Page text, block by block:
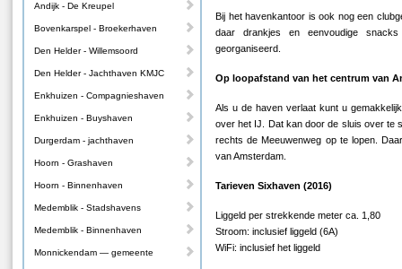
Bij het havenkantoor is ook nog een
daar drankjes en eenvoudige
georganiseerd.
Op loopafstand van het centrum van
Als u de haven verlaat kunt u
over het IJ. Dat kan door de sluis over te
rechts de Meeuwenweg op te lopen.
van Amsterdam.
Tarieven Sixhaven (2016)
Liggeld per strekkende meter ca. 1,80
Stroom: inclusief liggeld (6A)
WiFi: inclusief het liggeld
Andijk - De Kreupel
Bovenkarspel - Broekerhaven
Den Helder - Willemsoord
Den Helder - Jachthaven KMJC
Enkhuizen - Compagnieshaven
Enkhuizen - Buyshaven
Durgerdam - jachthaven
Hoorn - Grashaven
Hoorn - Binnenhaven
Medemblik - Stadshavens
Medemblik - Binnenhaven
Monnickendam — gemeente